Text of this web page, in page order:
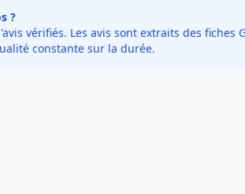
?
vérifiés. Les avis sont extraits des fiches
constante sur la durée.